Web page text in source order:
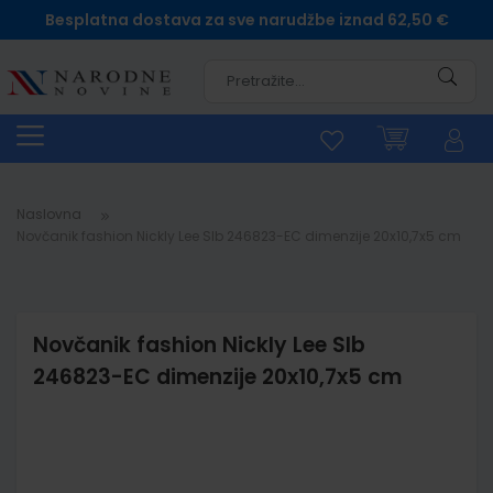
Besplatna dostava za sve narudžbe iznad 62,50 €
Naslovna
Novčanik fashion Nickly Lee Slb
246823-EC dimenzije 20x10,7x5 cm